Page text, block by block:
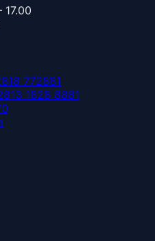
17.00
772881
1828 8881